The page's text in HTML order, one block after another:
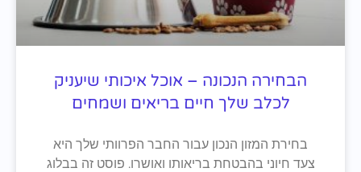
הבחירה הנכונה – אוכל איכותי שיעניק
לכלב שלך חיים בריאים ושמחים
בחירת המזון הנכון עבור החבר הפרוותי שלך היא
צעד חיוני בהבטחת בריאותו ואושרו. פוסט זה בבלוג